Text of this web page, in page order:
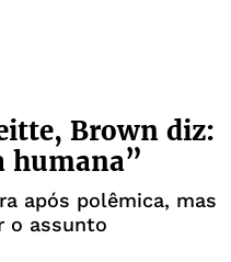
Brown diz:
humana”
após polêmica, mas
o assunto